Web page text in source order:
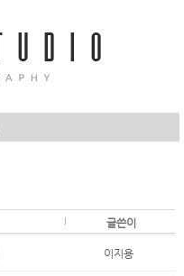
글쓴이
이지용